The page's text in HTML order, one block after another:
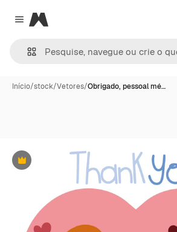
Close menu
Magnific
Início/stock/Vetores/Obrigado, pessoal mé…
Premium